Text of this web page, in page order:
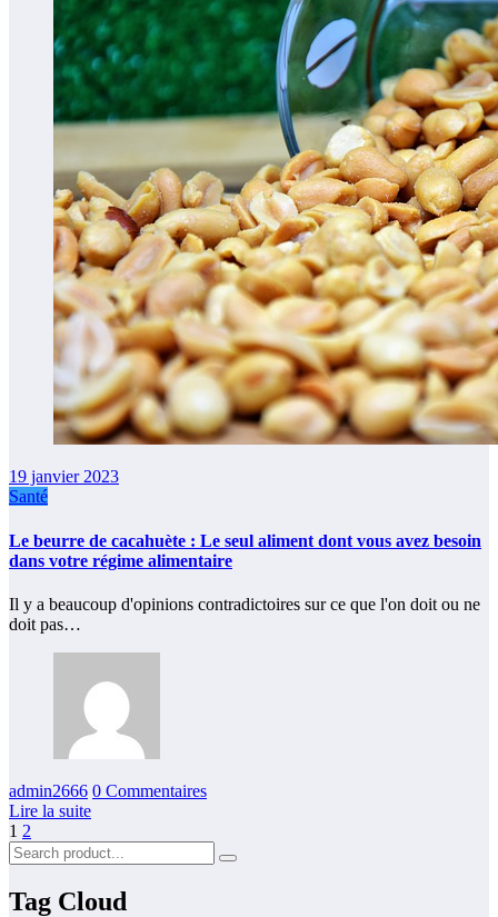
19 janvier 2023
Santé
Le beurre de cacahuète : Le seul aliment dont vous avez besoin
dans votre régime alimentaire
Il y a beaucoup d'opinions contradictoires sur ce que l'on doit ou ne
doit pas…
admin2666 0 Commentaires
Lire la suite
Pagination
des
publications
1 2
Tag Cloud